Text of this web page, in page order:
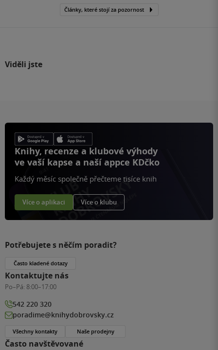
Články, které stojí za pozornost
Viděli jste
Knihy, recenze a klubové výhody
ve vaší kapse a naší appce KDčko
Každý měsíc společně přečteme tisíce knih
Více o aplikaci Více o klubu
Často navštěvované
Potřebujete s něčím poradit?
Často kladené dotazy
Kontaktujte nás
Po–Pá: 8:00–17:00
542 220 320
poradime@knihydobrovsky.cz
Všechny kontakty Naše prodejny